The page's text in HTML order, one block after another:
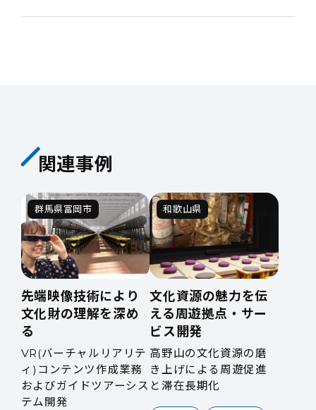
関連事例
群馬県富岡市
先端映像技術により
文化財の理解を深め
る
VR(バーチャルリアリテ
ィ)コンテンツ作成業務
およびガイドツアーシス
テム開発
和歌山県
文化資源の魅力を伝
える周遊拠点・サー
ビス開発
高野山の文化資源の磨
き上げによる周遊促進
と滞在長期化